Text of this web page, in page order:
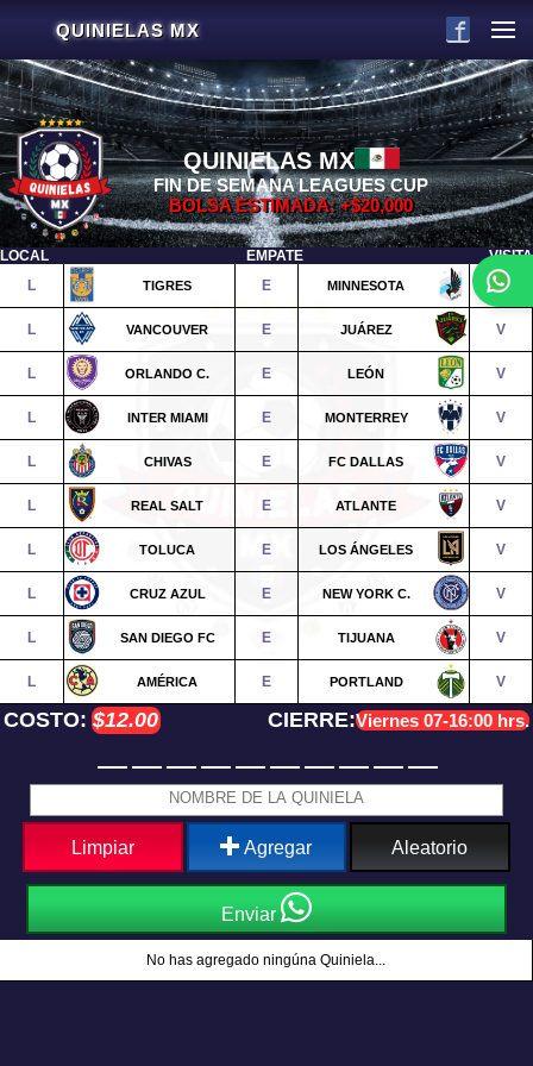
QUINIELAS MX
QUINIELAS MX
FIN DE SEMANA LEAGUES CUP
BOLSA ESTIMADA: +$20,000
LOCAL EMPATE
VISITA
L
TIGRES E MINNESOTA V
L VANCOUVER E JUÁREZ V
L ORLANDO C. E LEÓN V
L INTER MIAMI E MONTERREY V
L CHIVAS E FC DALLAS V
L REAL SALT E ATLANTE V
L TOLUCA E LOS ÁNGELES V
L CRUZ AZUL E NEW YORK C. V
L SAN DIEGO FC E TIJUANA V
L AMÉRICA E PORTLAND V
COSTO: $12.00 CIERRE:Viernes 07-16:00 hrs.
Limpiar Agregar Aleatorio
Enviar
No has agregado ningúna Quiniela...